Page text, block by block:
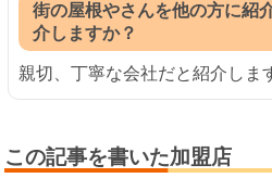
街の屋根やさんを他の方に紹
介しますか？
親切、丁寧な会社だと紹介しま
この記事を書いた加盟店